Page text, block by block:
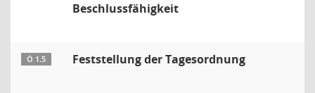
Beschlussfähigkeit
Ö 1.5 Feststellung der Tagesordnung